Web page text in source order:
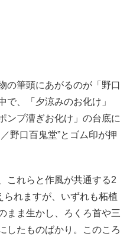
の筆頭にあがるのが「野口
で、「夕涼みのお化け」
ンプ漕ぎお化け」の台底に
野口百鬼堂”とゴム印が押
これらと作風が共通する2
れますが、いずれも柘植
まま生かし、ろくろ首や三
したものばかり。このころ